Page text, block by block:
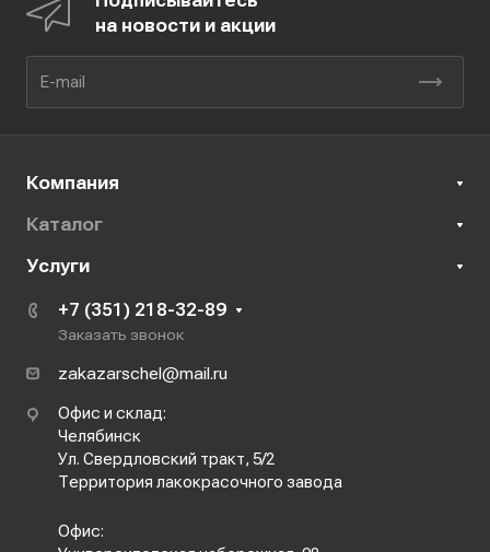
на новости и акции
Компания
Каталог
Услуги
+7 (351) 218-32-89
Заказать звонок
zakazarschel@mail.ru
Офис и склад:
Челябинск
Ул. Свердловский тракт, 5/2
Территория лакокрасочного завода
Офис: